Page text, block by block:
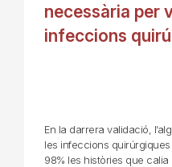
necessària per
infeccions
En la darrera validació,
les infeccions
98% les històries que